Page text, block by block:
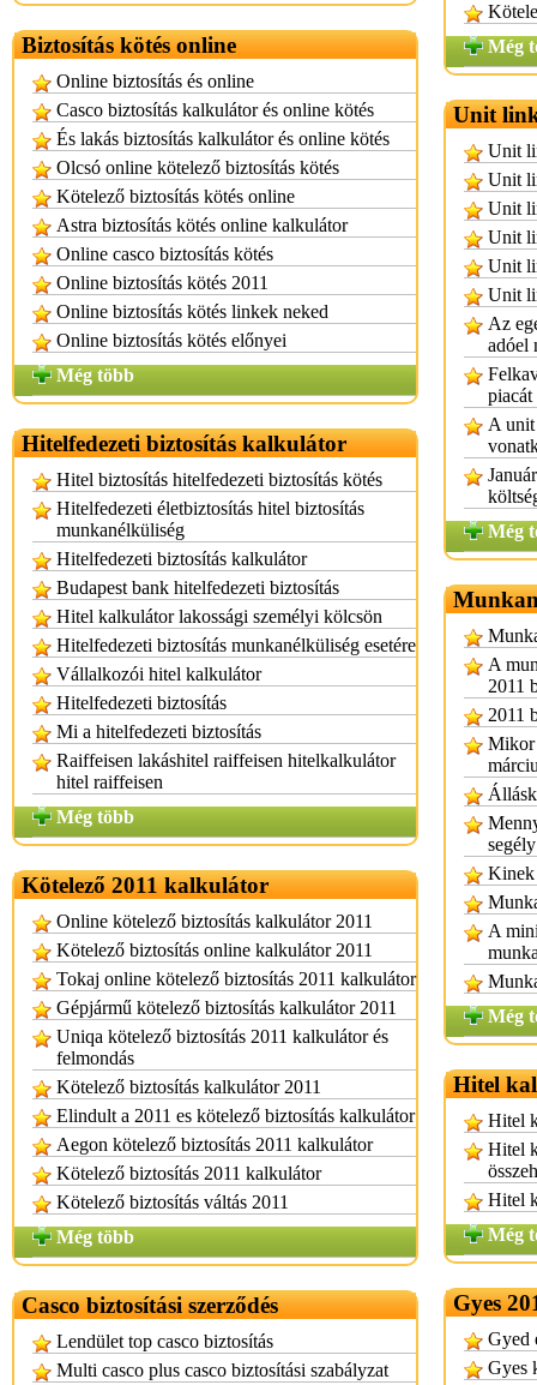
Biztosítás kötés online
Online biztosítás és online
Casco biztosítás kalkulátor és online kötés
És lakás biztosítás kalkulátor és online kötés
Olcsó online kötelező biztosítás kötés
Kötelező biztosítás kötés online
Astra biztosítás kötés online kalkulátor
Online casco biztosítás kötés
Online biztosítás kötés 2011
Online biztosítás kötés linkek neked
Online biztosítás kötés előnyei
Még több
Hitelfedezeti biztosítás kalkulátor
Hitel biztosítás hitelfedezeti biztosítás kötés
Hitelfedezeti életbiztosítás hitel biztosítás
munkanélküliség
Hitelfedezeti biztosítás kalkulátor
Budapest bank hitelfedezeti biztosítás
Hitel kalkulátor lakossági személyi kölcsön
Hitelfedezeti biztosítás munkanélküliség esetére
Vállalkozói hitel kalkulátor
Hitelfedezeti biztosítás
Mi a hitelfedezeti biztosítás
Raiffeisen lakáshitel raiffeisen hitelkalkulátor
hitel raiffeisen
Még több
Kötelező 2011 kalkulátor
Online kötelező biztosítás kalkulátor 2011
Kötelező biztosítás online kalkulátor 2011
Tokaj online kötelező biztosítás 2011 kalkulátor
Gépjármű kötelező biztosítás kalkulátor 2011
Uniqa kötelező biztosítás 2011 kalkulátor és
felmondás
Kötelező biztosítás kalkulátor 2011
Elindult a 2011 es kötelező biztosítás kalkulátor
Aegon kötelező biztosítás 2011 kalkulátor
Kötelező biztosítás 2011 kalkulátor
Kötelező biztosítás váltás 2011
Még több
Casco biztosítási szerződés
Lendület top casco biztosítás
Multi casco plus casco biztosítási szabályzat
Még
Unit
Unit
Unit
Unit
Unit
Unit
Unit
Az
adóel
piacát
A
Még
A
2011
2011
Mikor
segély
Kinek
A
Még
Hitel
Hitel
Hitel
Hitel
Még
Gyes
Gyed
Gyes